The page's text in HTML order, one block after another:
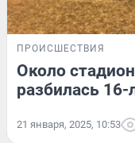
ПРОИСШЕСТВИЯ
Около
разбилась
21 января, 2025, 10:53